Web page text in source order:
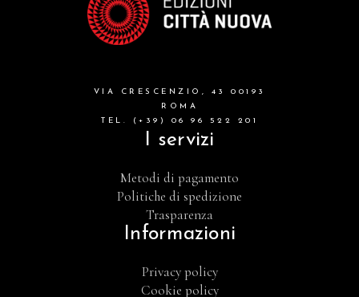
VIA CRESCENZIO, 43 00193
ROMA
TEL. (+39) 06 96 522 201
I servizi
Metodi di pagamento
Politiche di spedizione
Trasparenza
Informazioni
Privacy policy
Cookie policy